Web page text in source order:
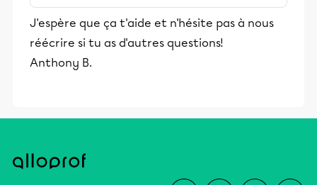
stimulants, Alloprof engage les élèves
et leurs parents dans la réussite
éducative.
J'espère que ça t'aide et n'hésite pas à nous
réécrire si tu as d'autres questions!
Anthony B.